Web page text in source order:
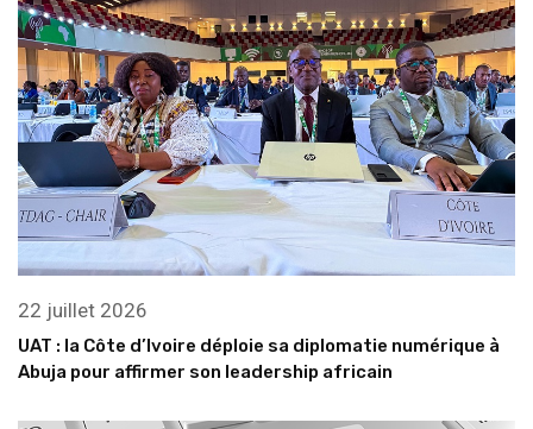
22 juillet 2026
UAT : la Côte d’Ivoire déploie sa diplomatie numérique à
Abuja pour affirmer son leadership africain